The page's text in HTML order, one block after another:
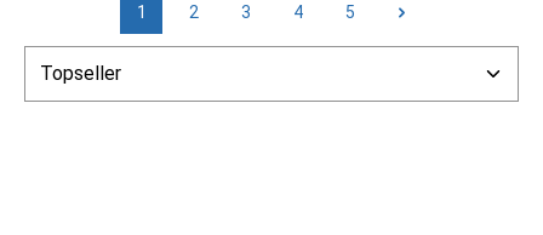
Seite
1
Seite
2
Seite
3
Seite
4
Seite
5